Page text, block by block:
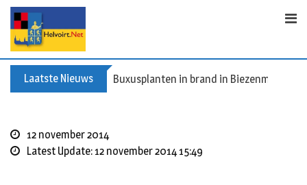
Skip
content
Laatste Nieuws Buxusplanten in brand in Biezenmortel,
12 november 2014
Latest Update: 12 november 2014 15:49